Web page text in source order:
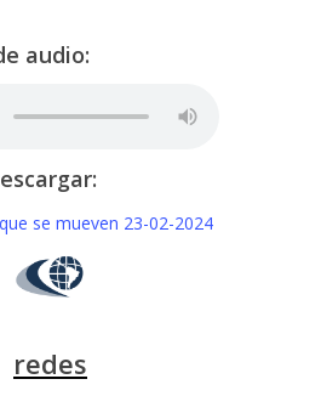
audio:
se mueven 23-02-2024
redes